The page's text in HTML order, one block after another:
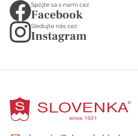
Spojte sa s nami cez
Facebook
Sledujte nás cez
Instagram